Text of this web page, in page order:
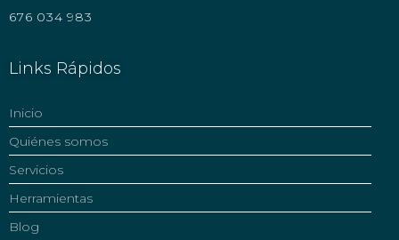
676 034 983
Links Rápidos
Inicio
Quiénes somos
Servicios
Herramientas
Blog